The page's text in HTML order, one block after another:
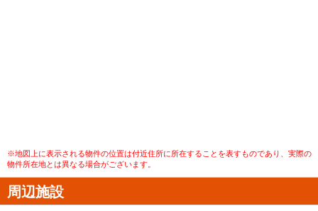
※地図上に表示される物件の位置は付近住所に所在することを表すものであり、実際の
物件所在地とは異なる場合がございます。
周辺施設